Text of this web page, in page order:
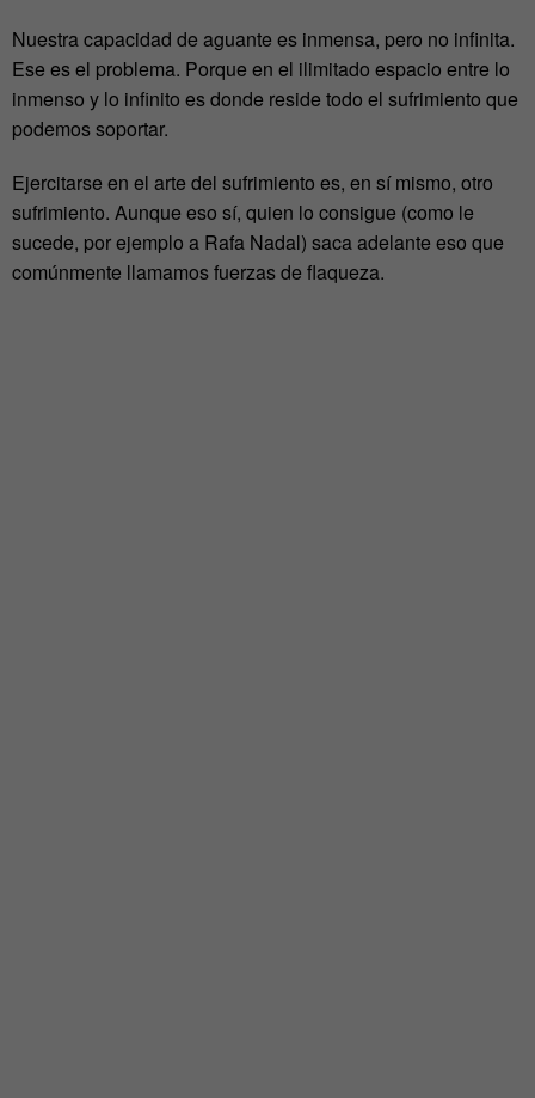
Nuestra capacidad de aguante es inmensa, pero no infinita.
Ese es el problema. Porque en el ilimitado espacio entre lo
inmenso y lo infinito es donde reside todo el sufrimiento que
podemos soportar.
Ejercitarse en el arte del sufrimiento es, en sí mismo, otro
sufrimiento. Aunque eso sí, quien lo consigue (como le
sucede, por ejemplo a Rafa Nadal) saca adelante eso que
comúnmente llamamos fuerzas de flaqueza.